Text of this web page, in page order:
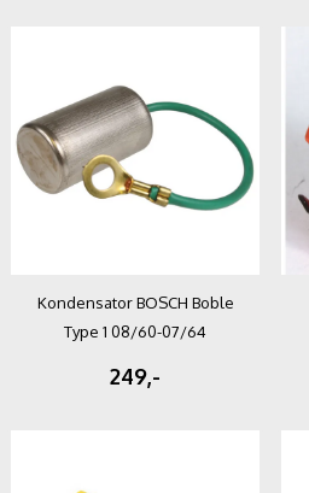
Kondensator BOSCH Boble
Type 1 08/60-07/64
249,-